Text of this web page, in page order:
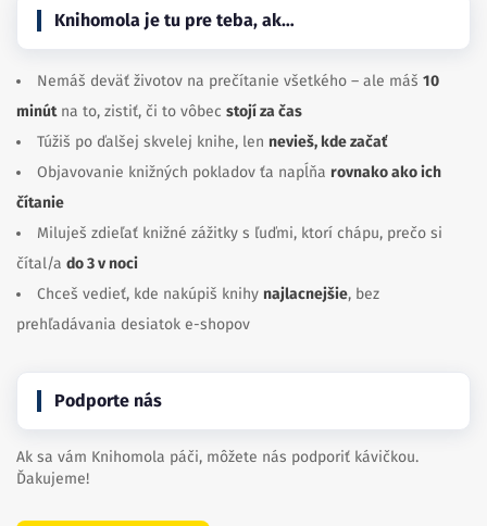
Knihomola je tu pre teba, ak…
Nemáš deväť životov na prečítanie všetkého – ale máš 10
minútna to, zistiť, či to vôbec stojí za čas
Túžiš po ďalšej skvelej knihe, len nevieš, kde začať
Objavovanie knižných pokladov ťa napĺňa rovnako ako ich
čítanie
Miluješ zdieľať knižné zážitky s ľuďmi, ktorí chápu, prečo si
čítal/a do 3 v noci
Chceš vedieť, kde nakúpiš knihy najlacnejšie, bez
prehľadávania desiatok e-shopov
Podporte nás
Ak sa vám Knihomola páči, môžete nás podporiť kávičkou.
Ďakujeme!